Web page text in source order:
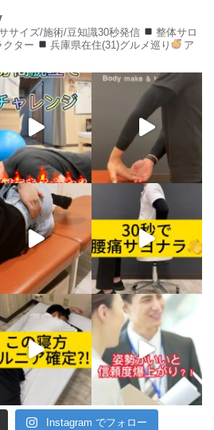
サイズ/施術/豆知識30秒発信
整体サロ
クター
兵庫県在住(31)グルメ巡り
ア
Instagram でフォロー